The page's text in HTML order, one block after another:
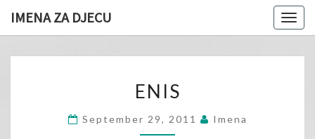
IMENA ZA DJECU
ENIS
September 29, 2011 Imena